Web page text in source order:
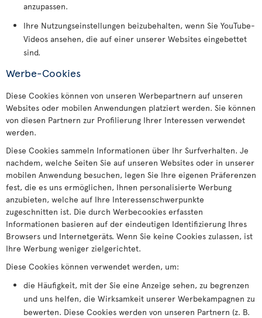
anzupassen.
Ihre Nutzungseinstellungen beizubehalten, wenn Sie YouTube-
Videos ansehen, die auf einer unserer Websites eingebettet
sind.
Werbe-Cookies
Diese Cookies können von unseren Werbepartnern auf unseren
Websites oder mobilen Anwendungen platziert werden. Sie können
von diesen Partnern zur Profilierung Ihrer Interessen verwendet
werden.
Diese Cookies sammeln Informationen über Ihr Surfverhalten. Je
nachdem, welche Seiten Sie auf unseren Websites oder in unserer
mobilen Anwendung besuchen, legen Sie Ihre eigenen Präferenzen
fest, die es uns ermöglichen, Ihnen personalisierte Werbung
anzubieten, welche auf Ihre Interessenschwerpunkte
zugeschnitten ist. Die durch Werbecookies erfassten
Informationen basieren auf der eindeutigen Identifizierung Ihres
Browsers und Internetgeräts. Wenn Sie keine Cookies zulassen, ist
Ihre Werbung weniger zielgerichtet.
Diese Cookies können verwendet werden, um:
die Häufigkeit, mit der Sie eine Anzeige sehen, zu begrenzen
und uns helfen, die Wirksamkeit unserer Werbekampagnen zu
bewerten. Diese Cookies werden von unseren Partnern (z. B.